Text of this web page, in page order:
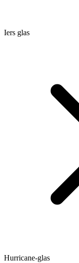
Iers glas
Hurricane-glas